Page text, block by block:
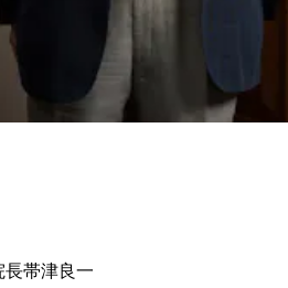
長帯津良一